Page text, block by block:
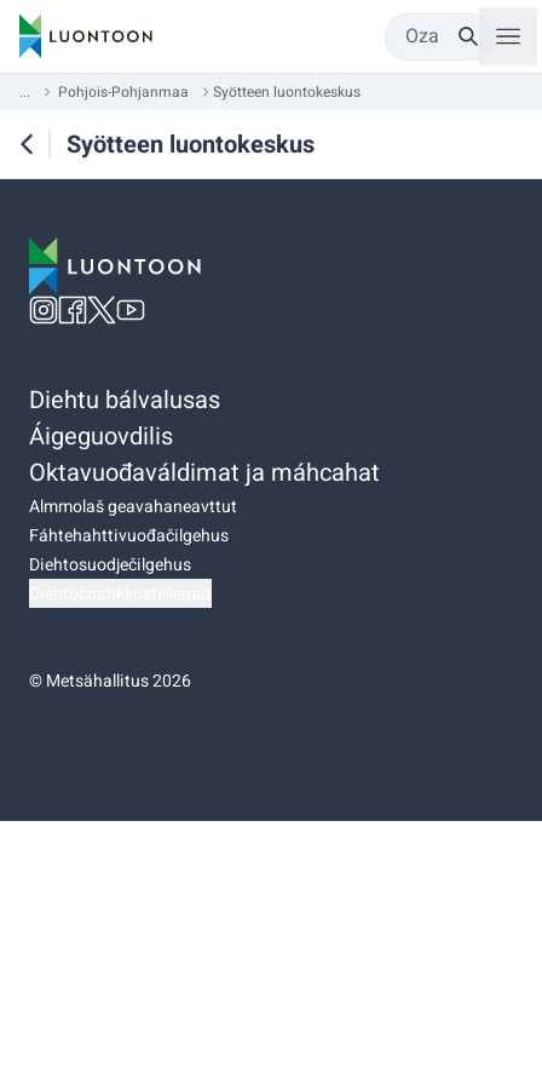
Oza
... Pohjois-Pohjanmaa Syötteen luontokeskus
Syötteen luontokeskus
Diehtu bálvalusas
Áigeguovdilis
Oktavuođaváldimat ja máhcahat
Almmolaš geavahaneavttut
Fáhtehahttivuođačilgehus
Diehtosuodječilgehus
©Metsähallitus 2026